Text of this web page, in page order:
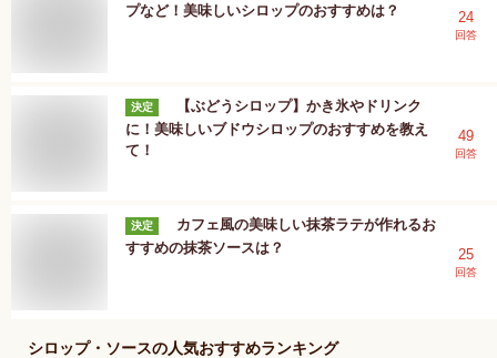
プなど！美味しいシロップのおすすめは？
24
回答
決定
【ぶどうシロップ】かき氷やドリンク
に！美味しいブドウシロップのおすすめを教え
て！
49
回答
決定
カフェ風の美味しい抹茶ラテが作れるお
すすめの抹茶ソースは？
25
回答
シロップ・ソースの人気おすすめランキング